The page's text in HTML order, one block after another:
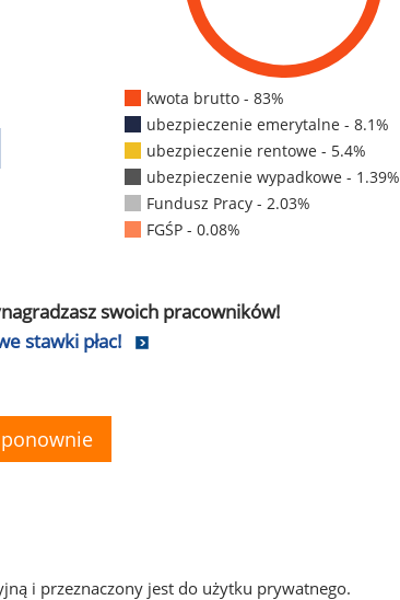
kwota brutto - 83%
ubezpieczenie emerytalne - 8.1%
ubezpieczenie rentowe - 5.4%
ubezpieczenie wypadkowe - 1.39%
Fundusz Pracy - 2.03%
FGŚP - 0.08%
swoich pracowników!
stawki płac!
i przeznaczony jest do użytku prywatnego.